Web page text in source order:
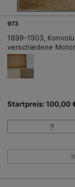
973
1899-1903,
verschiedene
Startpreis: 100,00